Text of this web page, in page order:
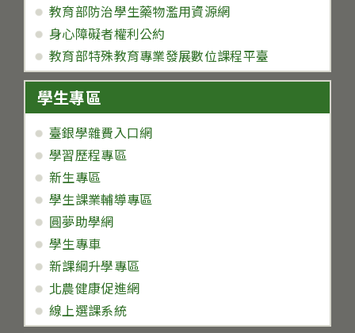
教育部防治學生藥物濫用資源網
身心障礙者權利公約
教育部特殊教育專業發展數位課程平臺
學生專區
臺銀學雜費入口網
學習歷程專區
新生專區
學生課業輔導專區
圓夢助學網
學生專車
新課綱升學專區
北農健康促進網
線上選課系統